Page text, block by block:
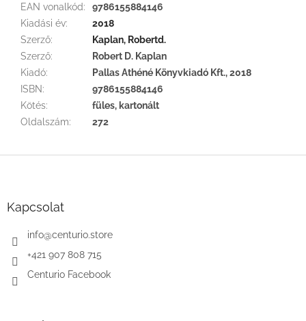
EAN vonalkód:
9786155884146
Kiadási év:
2018
Szerző:
Kaplan, Robertd.
Szerző:
Robert D. Kaplan
Kiadó:
Pallas Athéné Könyvkiadó Kft., 2018
ISBN:
9786155884146
Kötés:
füles, kartonált
Oldalszám: 272
Kapcsolat
info@centurio.store
+421 907 808 715
Centurio Facebook